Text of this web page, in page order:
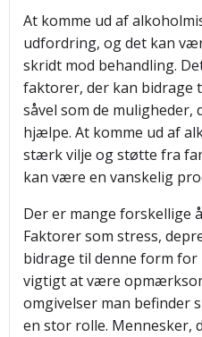
At komme ud af
udfordring, og det kan
skridt mod behandling.
faktorer, der kan bidrage
såvel som de
hjælpe. At komme ud af
stærk vilje og støtte fra
kan være en vanskelig
Der er mange forskellige
Faktorer som stress,
bidrage til denne form for
vigtigt at være
omgivelser man befinder
en stor rolle. Mennesker,